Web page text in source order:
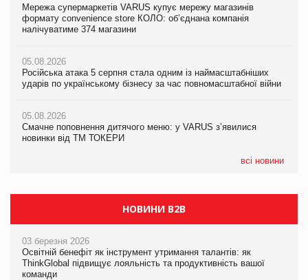
Мережа супермаркетів VARUS купує мережу магазинів
формату convenience store КОЛО: об’єднана компанія
налічуватиме 374 магазини
05.08.2026
Російська атака 5 серпня стала одним із наймасштабніших
ударів по українському бізнесу за час повномасштабної війни
05.08.2026
Смачне поповнення дитячого меню: у VARUS з’явилися
новинки від ТМ ТОКЕРИ
всі новини
Мережа супермаркетів VARUS купує мережу магазинів
формату convenience store КОЛО: об’єднана компанія
налічуватиме 374 магазини
05.08.2026
Російська атака 5 серпня стала одним із наймасштабніших
ударів по українському бізнесу за час повномасштабної війни
05.08.2026
Смачне поповнення дитячого меню: у VARUS з’явилися
новинки від ТМ ТОКЕРИ
Adidas витратила понад $1 млрд на маркетинг за квартал
продуктів
НОВИНИ B2B
03 березня 2026
Освітній бенефіт як інструмент утримання талантів: як
ThinkGlobal підвищує лояльність та продуктивність вашої
команди